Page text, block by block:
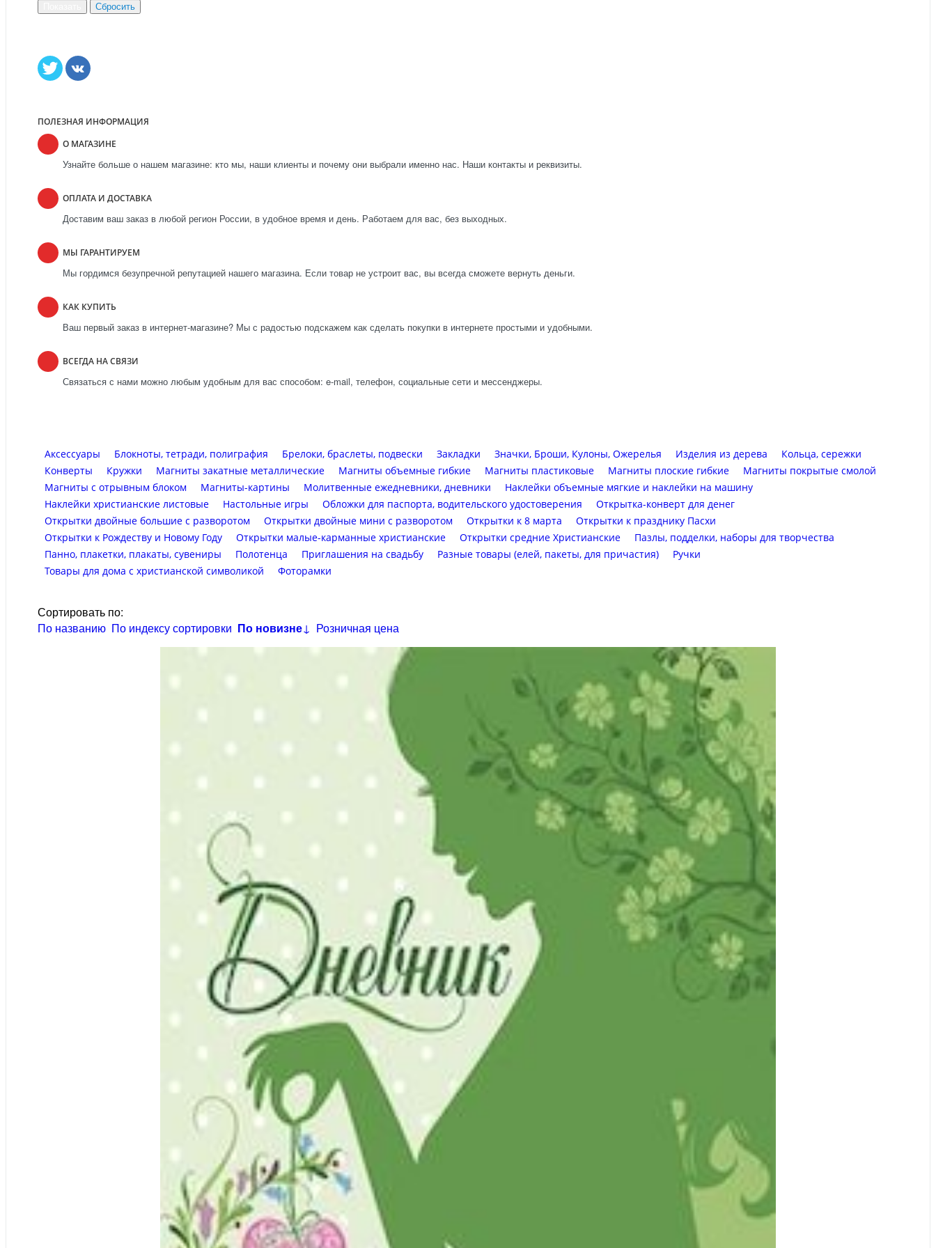
ПОЛЕЗНАЯ ИНФОРМАЦИЯ
О МАГАЗИНЕ
Узнайте больше о нашем магазине: кто мы, наши клиенты и почему они выбрали именно нас. Наши контакты и реквизиты.
ОПЛАТА И ДОСТАВКА
Доставим ваш заказ в любой регион России, в удобное время и день. Работаем для вас, без выходных.
МЫ ГАРАНТИРУЕМ
Мы гордимся безупречной репутацией нашего магазина. Если товар не устроит вас, вы всегда сможете вернуть деньги.
КАК КУПИТЬ
Ваш первый заказ в интернет-магазине? Мы с радостью подскажем как сделать покупки в интернете простыми и удобными.
ВСЕГДА НА СВЯЗИ
Связаться с нами можно любым удобным для вас способом: e-mail, телефон, социальные сети и мессенджеры.
Аксессуары Блокноты, тетради, полиграфия Брелоки, браслеты, подвески Закладки Значки, Броши, Кулоны, Ожерелья Изделия из дерева
Кольца, сережки
Конверты
Кружки Магниты закатные металлические Магниты объемные гибкие Магниты пластиковые Магниты плоские гибкие
Магниты покрытые смолой
Магниты с отрывным блоком
Магниты-картины Молитвенные ежедневники, дневники
Наклейки объемные мягкие и наклейки на машину
Наклейки христианские листовые
Настольные игры Обложки для паспорта, водительского удостоверения
Открытка-конверт для денег
Открытки двойные большие с разворотом
Открытки двойные мини с разворотом Открытки к 8 марта
Открытки к празднику Пасхи
Открытки к Рождеству и Новому Году
Открытки малые-карманные христианские Открытки средние Христианские
Пазлы, подделки, наборы для творчества
Панно, плакетки, плакаты, сувениры
Полотенца Приглашения на свадьбу Разные товары (елей, пакеты, для причастия)
Ручки
Товары для дома с христианской символикой
Фоторамки
Сортировать по:
По названию По индексу сортировки По новизне↓ Розничная цена